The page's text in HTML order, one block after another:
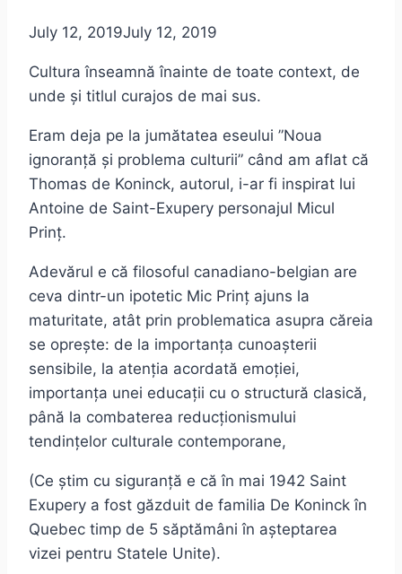
July 12, 2019July 12, 2019
Cultura înseamnă înainte de toate context, de
unde și titlul curajos de mai sus.
Eram deja pe la jumătatea eseului ”Noua
ignoranță și problema culturii” când am aflat că
Thomas de Koninck, autorul, i-ar fi inspirat lui
Antoine de Saint-Exupery personajul Micul
Prinț.
Adevărul e că filosoful canadiano-belgian are
ceva dintr-un ipotetic Mic Prinț ajuns la
maturitate, atât prin problematica asupra căreia
se oprește: de la importanța cunoașterii
sensibile, la atenția acordată emoției,
importanța unei educații cu o structură clasică,
până la combaterea reducționismului
tendințelor culturale contemporane,
(Ce știm cu siguranță e că în mai 1942 Saint
Exupery a fost găzduit de familia De Koninck în
Quebec timp de 5 săptămâni în așteptarea
vizei pentru Statele Unite).